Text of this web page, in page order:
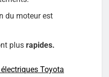
du moteur est
plusrapides.
Toyota